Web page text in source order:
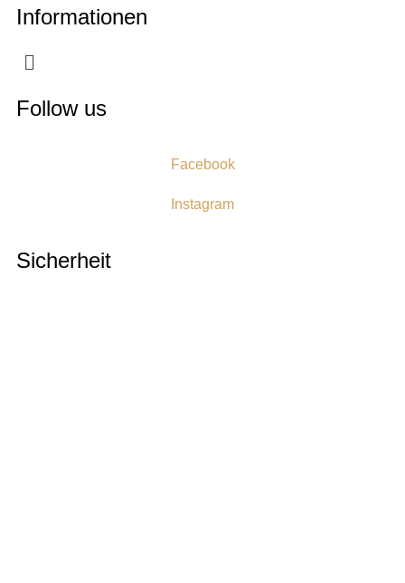
Informationen
Follow us
Facebook
Instagram
Sicherheit